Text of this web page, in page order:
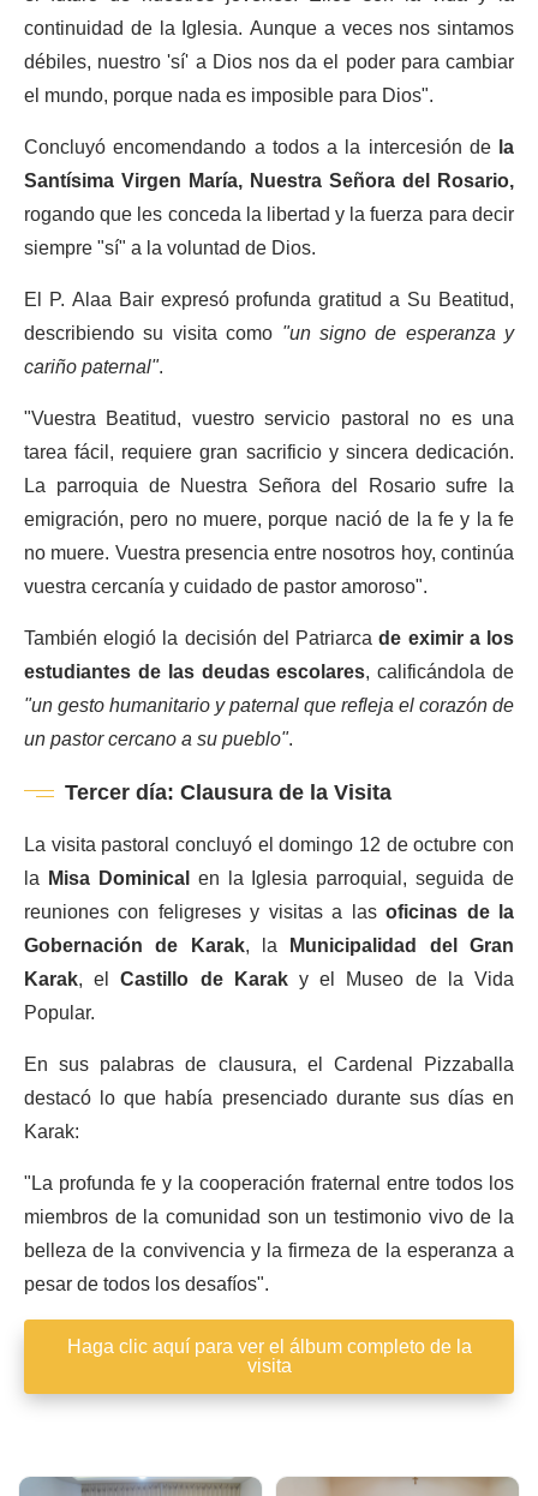
continuidad de la Iglesia. Aunque a veces nos sintamos
débiles, nuestro 'sí' a Dios nos da el poder para cambiar
el mundo, porque nada es imposible para Dios".
Concluyó encomendando a todos a la intercesión de la
Santísima Virgen María, Nuestra Señora del Rosario,
rogando que les conceda la libertad y la fuerza para decir
siempre "sí" a la voluntad de Dios.
El P. Alaa Bair expresó profunda gratitud a Su Beatitud,
describiendo su visita como "un signo de esperanza y
cariño paternal".
"Vuestra Beatitud, vuestro servicio pastoral no es una
tarea fácil, requiere gran sacrificio y sincera dedicación.
La parroquia de Nuestra Señora del Rosario sufre la
emigración, pero no muere, porque nació de la fe y la fe
no muere. Vuestra presencia entre nosotros hoy, continúa
vuestra cercanía y cuidado de pastor amoroso".
También elogió la decisión del Patriarcade eximir a los
estudiantes de las deudas escolares, calificándola de
"un gesto humanitario y paternal que refleja el corazón de
un pastor cercano a su pueblo".
Tercer día: Clausura de la Visita
La visita pastoral concluyó el domingo 12 de octubre con
la Misa Dominicalen la Iglesia parroquial, seguida de
reuniones con feligreses y visitas a lasoficinas de la
Gobernación de Karak, la Municipalidad del Gran
Karak, elCastillo de Karaky el Museo de la Vida
Popular.
En sus palabras de clausura, el Cardenal Pizzaballa
destacó lo que había presenciado durante sus días en
Karak:
"La profunda fe y la cooperación fraternal entre todos los
miembros de la comunidad son un testimonio vivo de la
belleza de la convivencia y la firmeza de la esperanza a
pesar de todos los desafíos".
Haga clic aquí para ver el álbum completo de la
visita